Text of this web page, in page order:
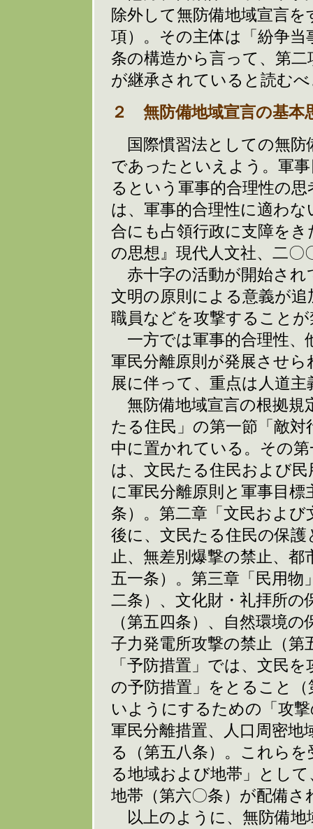
除外して無防備地域宣言
項）。その主体は「紛争
条の構造から言って、第
が継承されていると読む
２ 無防備地域宣言の基本
国際慣習法としての無防
であったといえよう。軍
るという軍事的合理性の
は、軍事的合理性に適わ
合にも占領行政に支障を
の思想』現代人文社、二〇
赤十字の活動が開始され
文明の原則による意義が
職員などを攻撃すること
一方では軍事的合理性、
軍民分離原則が発展させ
展に伴って、重点は人道
無防備地域宣言の根拠規
たる住民」の第一節「敵
中に置かれている。その
は、文民たる住民および
に軍民分離原則と軍事目
条）。第二章「文民およ
後に、文民たる住民の保
止、無差別爆撃の禁止、
五一条）。第三章「民用物
二条）、文化財・礼拝所の
（第五四条）、自然環境
子力発電所攻撃の禁止（
「予防措置」では、文民
の予防措置」をとること
いようにするための「攻
軍民分離措置、人口周密
る（第五八条）。これら
る地域および地帯」とし
地帯（第六〇条）が配備さ
以上のように、無防備地